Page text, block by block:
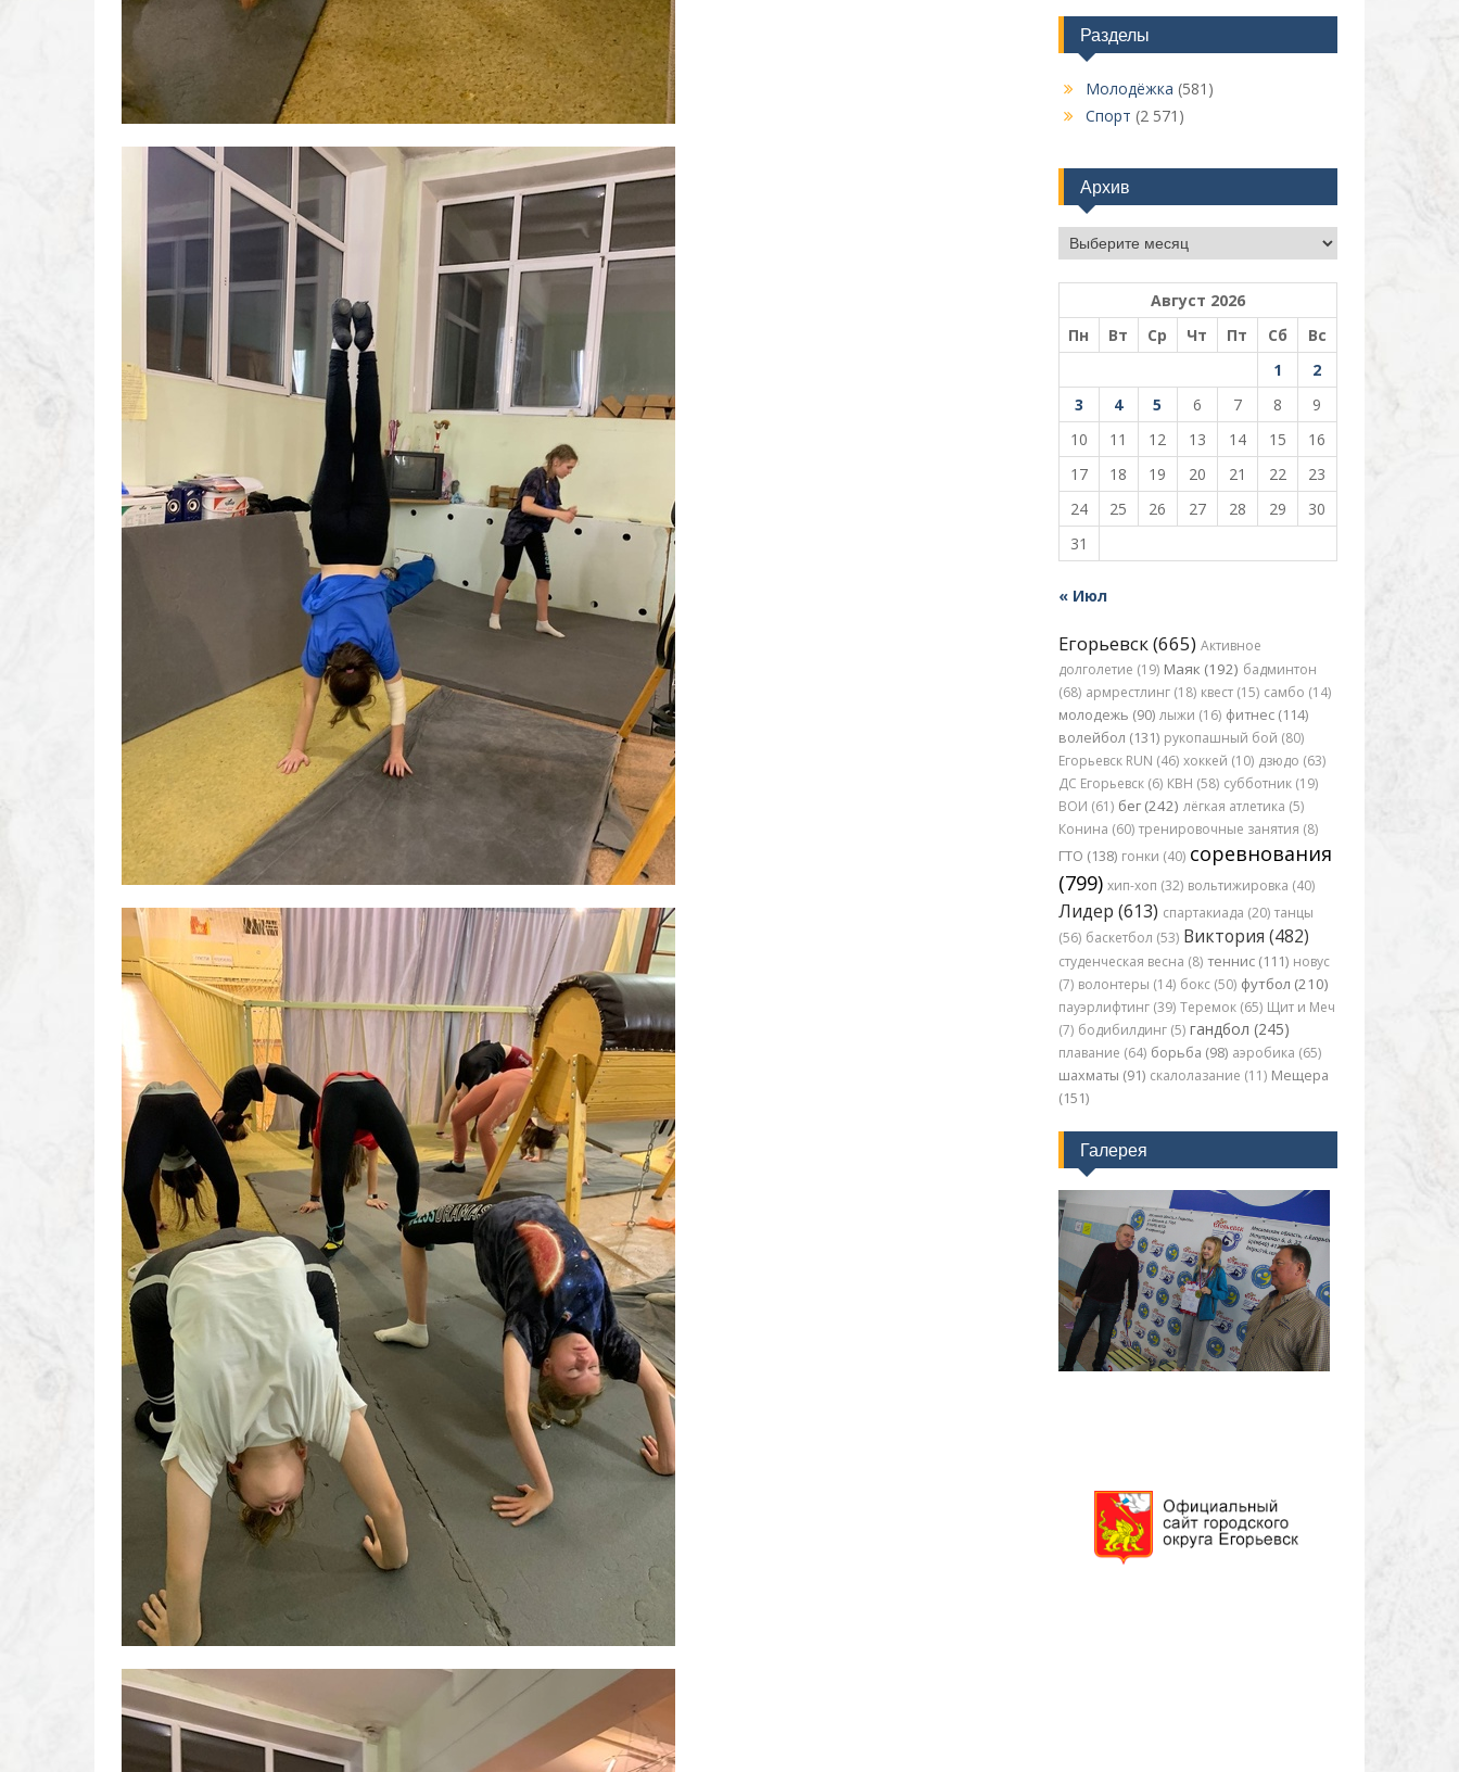
Разделы
Молодёжка (581)
Спорт (2 571)
Архив
Архив
Август 2026
Пн
Вт Ср Чт Пт Сб
Вс
1
2
3
4 5 6 7 8
9
10
11 12 13 14 15
16
17
18 19 20 21 22
23
24
25 26 27 28 29
30
31
« Июл
Егорьевск (665) Активное
долголетие (19) Маяк (192) бадминтон
(68) армрестлинг (18) квест (15) самбо (14)
молодежь (90) лыжи (16) фитнес (114)
волейбол (131) рукопашный бой (80)
Егорьевск RUN (46) хоккей (10) дзюдо (63)
ДС Егорьевск (6) КВН (58) субботник (19)
ВОИ (61) бег (242) лёгкая атлетика (5)
Конина (60) тренировочные занятия (8)
ГТО (138) гонки (40) соревнования
(799) хип-хоп (32) вольтижировка (40)
Лидер (613) спартакиада (20) танцы
(56) баскетбол (53) Виктория (482)
студенческая весна (8) теннис (111) новус
(7) волонтеры (14) бокс (50) футбол (210)
пауэрлифтинг (39) Теремок (65) Щит и Меч
(7) бодибилдинг (5) гандбол (245)
плавание (64) борьба (98) аэробика (65)
шахматы (91) скалолазание (11) Мещера
(151)
Галерея